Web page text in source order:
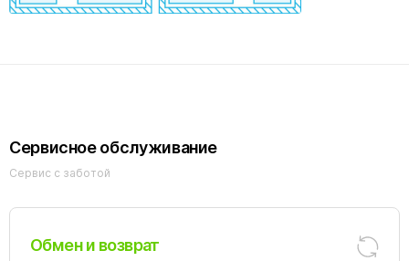
Сервисное обслуживание
Сервис с заботой
Обмен и возврат